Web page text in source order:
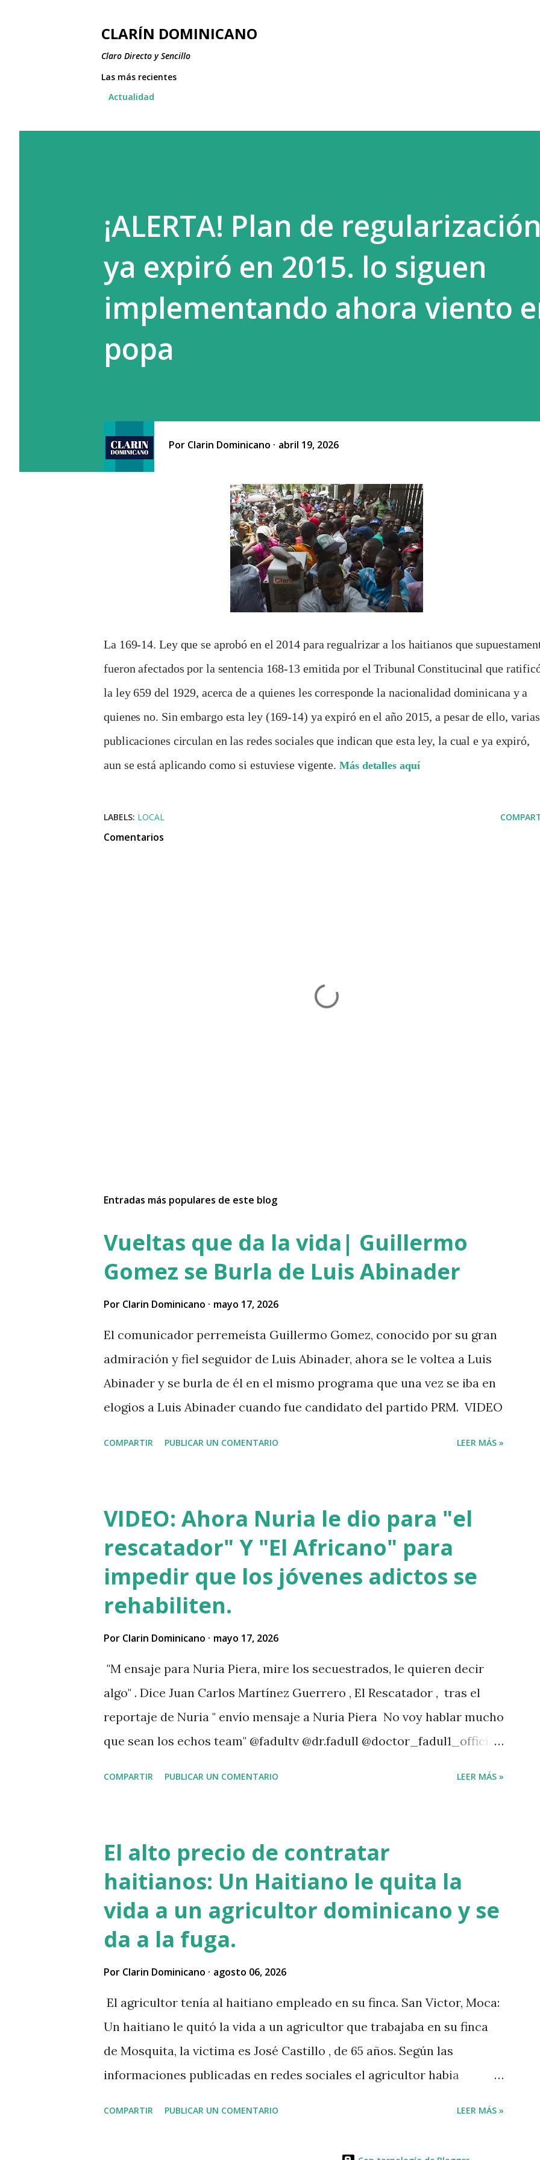
CLARÍN DOMINICANO
Claro Directo y Sencillo
Las más recientes
Actualidad
¡ALERTA! Plan de
ya expiró en 2015. lo siguen
implementando ahora viento
popa
Por Clarin Dominicano abril 19, 2026
La 169-14. Ley que se aprobó en el 2014 para regualrizar a los haitianos que
fueron afectados por la sentencia 168-13 emitida por el Tribunal Constitucinal que
la ley 659 del 1929, acerca de a quienes les corresponde la nacionalidad dominicana y a
quienes no. Sin embargo esta ley (169-14) ya expiró en el año 2015, a pesar de ello, varias
publicaciones circulan en las redes sociales que indican que esta ley, la cual e ya expiró,
aun se está aplicando como si estuviese vigente.Más detalles aquí
LABELS: LOCAL
Comentarios
Entradas más populares de este blog
Vueltas que da la vida| Guillermo
Gomez se Burla de Luis Abinader
Por Clarin Dominicano mayo 17, 2026
El comunicador perremeísta Guillermo Gomez, conocido por su gran
admiración y fiel seguidor de Luis Abinader, ahora se le voltea a Luis
Abinader y se burla de él en el mismo programa que una vez se iba en
elogios a Luis Abinader cuando fue candidato del partido PRM. VIDEO
COMPARTIR PUBLICAR UN COMENTARIO LEER MÁS »
VIDEO: Ahora Nuria le dio para "el
rescatador" Y "El Africano" para
impedir que los jóvenes adictos se
rehabiliten.
Por Clarin Dominicano mayo 17, 2026
"M ensaje para Nuria Piera, mire los secuestrados, le quieren decir
algo" . Dice Juan Carlos Martínez Guerrero , El Rescatador , tras el
reportaje de Nuria " envío mensaje a Nuria Piera No voy hablar mucho
que sean los echos team" @fadultv @dr.fadull @doctor_fadul1_official
martinez Guerrero (@elrescatador528) Mas abajo de dejamos el video
del reportaje de Nuria Piera PARTE 1 PARTE 2
COMPARTIR PUBLICAR UN COMENTARIO LEER MÁS »
El alto precio de contratar
haitianos: Un Haitiano le quita la
vida a un agricultor dominicano y se
da a la fuga.
Por Clarin Dominicano agosto 06, 2026
El agricultor tenía al haitiano empleado en su finca. San Victor, Moca:
Un haitiano le quitó la vida a un agricultor que trabajaba en su finca
de Mosquita, la victima es José Castillo , de 65 años. Según las
informaciones publicadas en redes sociales el agricultor habia
COMPARTIR PUBLICAR UN COMENTARIO LEER MÁS »